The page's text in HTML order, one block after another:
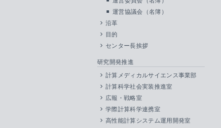
運営協議会（名簿）
沿革
目的
センター長挨拶
研究開発推進
計算メディカルサイエンス事業部
計算科学社会実装推進室
広報・戦略室
学際計算科学連携室
高性能計算システム運用開発室